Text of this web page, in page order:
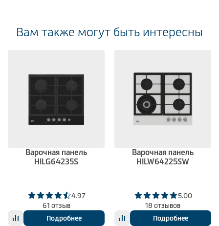
Вам также могут быть интересны
Варочная панель
HILG64235S
4.97
61 отзыв
Подробнее
Варочная панель
HILW64225SW
5.00
18 отзывов
Подробнее